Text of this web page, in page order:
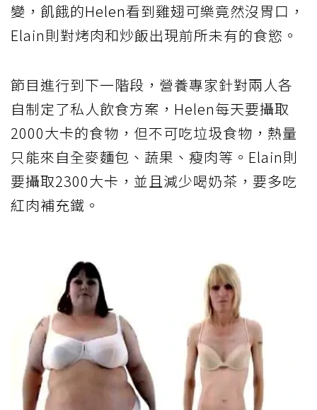
變，飢餓的Helen看到雞翅可樂竟然沒胃口，
Elain則對烤肉和炒飯出現前所未有的食慾。
節目進行到下一階段，營養專家針對兩人各
自制定了私人飲食方案，Helen每天要攝取
2000大卡的食物，但不可吃垃圾食物，熱量
只能來自全麥麵包、蔬果、瘦肉等。Elain則
要攝取2300大卡，並且減少喝奶茶，要多吃
紅肉補充鐵。